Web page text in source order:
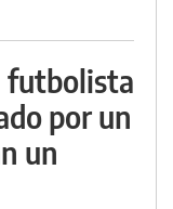
futbolista
por un
un